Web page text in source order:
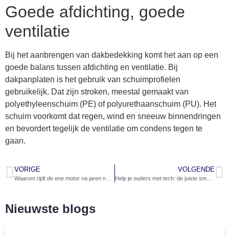
Goede afdichting, goede
ventilatie
Bij het aanbrengen van dakbedekking komt het aan op een
goede balans tussen afdichting en ventilatie. Bij
dakpanplaten is het gebruik van schuimprofielen
gebruikelijk. Dat zijn stroken, meestal gemaakt van
polyethyleenschuim (PE) of polyurethaanschuim (PU). Het
schuim voorkomt dat regen, wind en sneeuw binnendringen
en bevordert tegelijk de ventilatie om condens tegen te
gaan.
VORIGE VOLGENDE
Help je ouders met tech: de juiste smartphone kiezen
Nieuwste blogs